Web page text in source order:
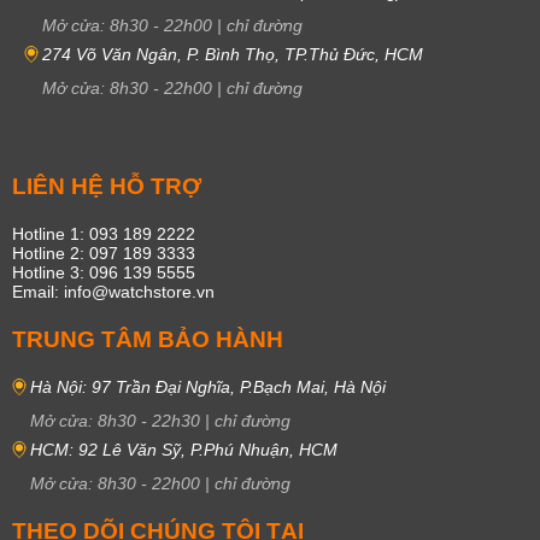
khiến cho người sử dụng không phải lo lắng khi gặp mưa và rửa tay bình
thường.
Giá đồng hồ Movado chính hãng bao
Giá đồng hồ Movado
34.440.000₫. Cụ thể:
Giá đồng hồ Movado nữ
Giá đồng hồ Movado nam
Giá đồng hồ
Giá đồng hồMovado Swiss quartz
Đồng hồ Movado
cũng có nhiều phân khúc giá khác nhau. Từ giá rẻ cho
đến cao cấp, hạng sang. Chỉ trong khoảng từ 5.000.000 – 22.000.000
Mở cửa: 8h30 - 22h00 | chỉ đường
274 Võ Văn Ngân, P. Bình Thọ, TP.Thủ Đức, HCM
Mở cửa: 8h30 - 22h00 | chỉ đường
LIÊN HỆ HỖ TRỢ
Hotline 1: 093 189 2222
Hotline 2: 097 189 3333
Hotline 3: 096 139 5555
Email: info@watchstore.vn
TRUNG TÂM BẢO HÀNH
Hà Nội: 97 Trần Đại Nghĩa, P.Bạch Mai, Hà Nội
Mở cửa: 8h30 - 22h30 | chỉ đường
HCM: 92 Lê Văn Sỹ, P.Phú Nhuận, HCM
Mở cửa: 8h30 - 22h00 | chỉ đường
THEO DÕI CHÚNG TÔI TẠI